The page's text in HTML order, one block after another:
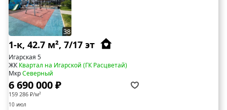
38
1-к, 42.7 м², 7/17 эт
Игарская 5
ЖККвартал на Игарской (ГК Расцветай)
МкрСеверный
6 690 000 ₽
159 286 ₽/м²
10 июл